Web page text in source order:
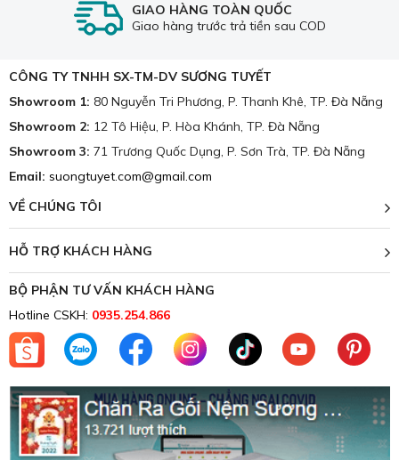
GIAO HÀNG TOÀN QUỐC
Giao hàng trước trả tiền sau COD
CÔNG TY TNHH SX-TM-DV SƯƠNG TUYẾT
Showroom 1: 80 Nguyễn Tri Phương, P. Thanh Khê, TP. Đà Nẵng
Showroom 2: 12 Tô Hiệu, P. Hòa Khánh, TP. Đà Nẵng
Showroom 3: 71 Trương Quốc Dụng, P. Sơn Trà, TP. Đà Nẵng
Email: suongtuyet.com@gmail.com
VỀ CHÚNG TÔI
HỖ TRỢ KHÁCH HÀNG
BỘ PHẬN TƯ VẤN KHÁCH HÀNG
Hotline CSKH: 0935.254.866